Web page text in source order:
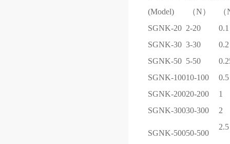
(Model)
（N）
SGNK-20 2-20
0.1
SGNK-30 3-30
0.2
SGNK-50 5-50
SGNK-10010-100
0.5
SGNK-20020-200
1
SGNK-30030-300 2
SGNK-50050-500
2.5